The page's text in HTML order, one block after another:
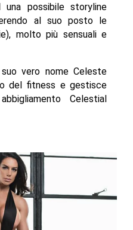
possibile storyline
al suo posto le
molto più sensuali e
suo vero nome Celeste
del fitness e gestisce
Celestial